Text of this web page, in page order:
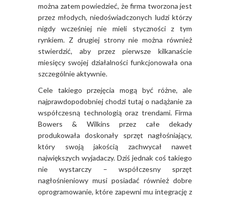
można zatem powiedzieć, że firma tworzona jest
przez młodych, niedoświadczonych ludzi którzy
nigdy wcześniej nie mieli styczności z tym
rynkiem. Z drugiej strony nie można również
stwierdzić, aby przez pierwsze kilkanaście
miesięcy swojej działalności funkcjonowała ona
szczególnie aktywnie.
Cele takiego przejęcia mogą być różne, ale
najprawdopodobniej chodzi tutaj o nadążanie za
współczesną technologią oraz trendami. Firma
Bowers & Wilkins przez całe dekady
produkowała doskonały sprzęt nagłośniający,
który swoją jakością zachwycał nawet
największych wyjadaczy. Dziś jednak coś takiego
nie wystarczy – współczesny sprzęt
nagłośnieniowy musi posiadać również dobre
oprogramowanie, które zapewni mu integrację z